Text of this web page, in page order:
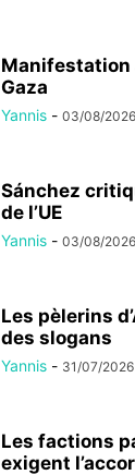
Manifestation
Gaza
Yannis - 03/08/2026
Sánchez
de l’UE
Yannis - 03/08/2026
Les pèlerins
des slogans
Yannis - 31/07/2026
Les factions
exigent